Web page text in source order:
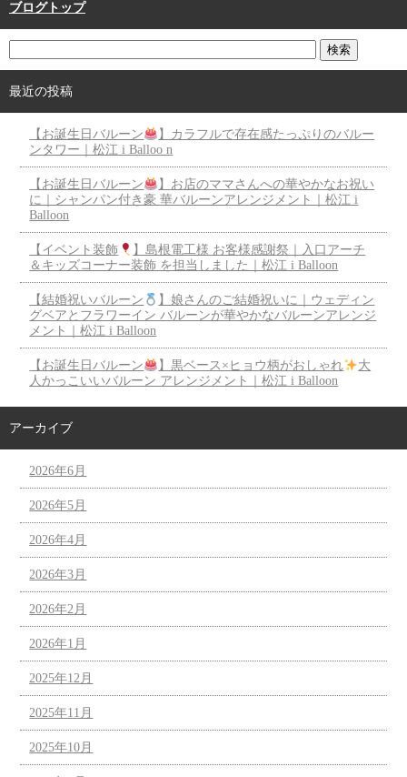
ブログトップ
最近の投稿
【お誕生日バルーン
】カラフルで存在感たっぷりのバルー
ンタワー｜松江 i Balloo n
【お誕生日バルーン
】お店のママさんへの華やかなお祝い
に｜シャンパン付き豪 華バルーンアレンジメント｜松江 i
Balloon
【イベント装飾
】島根電工様 お客様感謝祭｜入口アーチ
＆キッズコーナー装飾 を担当しました｜松江 i Balloon
【結婚祝いバルーン
】娘さんのご結婚祝いに｜ウェディン
グベアとフラワーイン バルーンが華やかなバルーンアレンジ
メント｜松江 i Balloon
【お誕生日バルーン 】黒ベース×ヒョウ柄がおしゃれ
大
人かっこいいバルーン アレンジメント｜松江 i Balloon
アーカイブ
2026年6月
2026年5月
2026年4月
2026年3月
2026年2月
2026年1月
2025年12月
2025年11月
2025年10月